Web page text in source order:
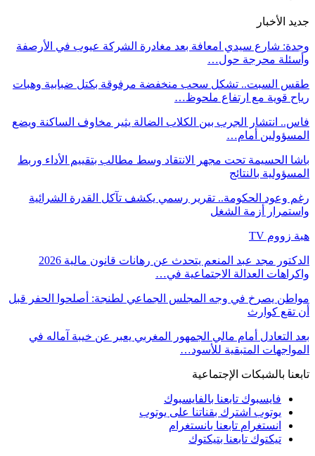
جديد الأخبار
وجدة: شارع سيدي امعافة بعد مغادرة الشركة عيوب في الأرصفة
وأسئلة محرجة حول…
طقس السبت.. تشكل سحب منخفضة مرفوقة بكتل ضبابية وهبات
رياح قوية مع ارتفاع ملحوظ…
فاس.. انتشار الجرب بين الكلاب الضالة يثير مخاوف الساكنة ويضع
المسؤولين أمام…
باشا الحسيمة تحت مجهر الانتقاد وسط مطالب بتقييم الأداء وربط
المسؤولية بالنتائج
رغم وعود الحكومة.. تقرير رسمي يكشف تآكل القدرة الشرائية
واستمرار أزمة الشغل
هبة زووم TV
الدكتور مجد عبد المنعم يتحدث عن رهانات قانون مالية 2026
واكراهات العدالة الاجتماعية في…
مواطن يصرخ في وجه المجلس الجماعي لطنجة: أصلحوا الحفر قبل
أن تقع كوارث
بعد التعادل أمام مالي الجمهور المغربي يعبر عن خيبة آماله في
المواجهات المتبقية للأسود…
تابعنا بالشبكات الإجتماعية
فايسبوك تابعنا بالفايسبوك
يوتوب اشترك بقناتنا على يوتوب
انستغرام تابعنا بانستغرام
تيكتوك تابعنا بتيكتوك